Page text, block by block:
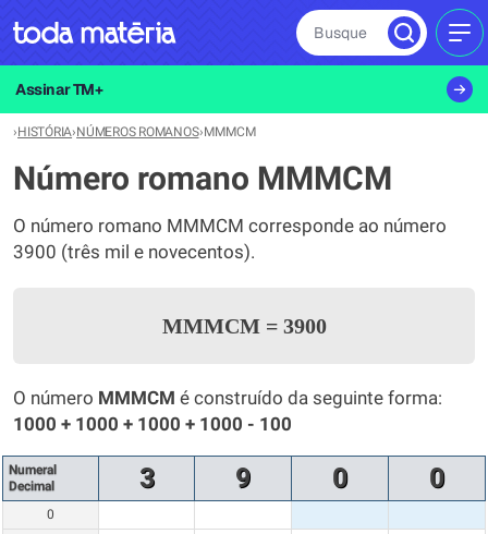
Busque
Assinar TM+
›HISTÓRIA›NÚMEROS ROMANOS›MMMCM
Número romano MMMCM
O número romano MMMCM corresponde ao número
3900 (três mil e novecentos).
MMMCM =3900
O número MMMCM é construído da seguinte forma:
1000 + 1000 + 1000 + 1000 - 100
Numeral
Decimal
3 9 0 0
0